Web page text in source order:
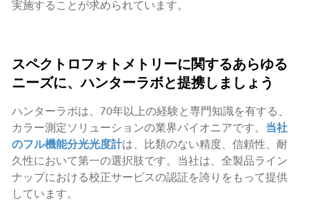
実施することが求められています。
スペクトロフォトメトリーに関するあらゆる
ニーズに、ハンターラボと提携しましょう
ハンターラボは、70年以上の経験と専門知識を有する、
カラー測定ソリューションの業界パイオニアです。 当社
のフル機能分光光度計は、比類のない精度、信頼性、耐
久性において第一の選択肢です。当社は、全製品ライン
ナップにおける校正サービスの認証を誇りをもって提供
しています。